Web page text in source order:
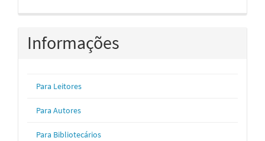
Informações
Para Leitores
Para Autores
Para Bibliotecários